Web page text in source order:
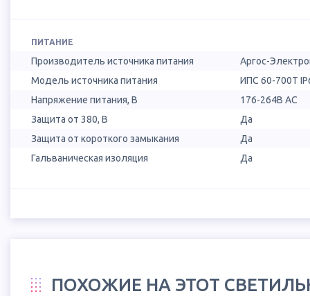
ПИТАНИЕ
Производитель источника питания
Аргос-
Модель источника питания
ИПС 60-700Т
Напряжение питания, В
176-264В AC
Защита от 380, В
Да
Защита от короткого замыкания
Да
Гальваническая изоляция
Да
ПОХОЖИЕ НА ЭТОТ